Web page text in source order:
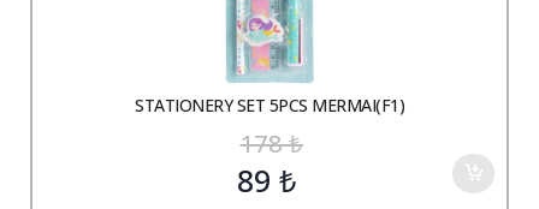
STATIONERY SET 5PCS MERMAI(F1)
178₺
89 ₺